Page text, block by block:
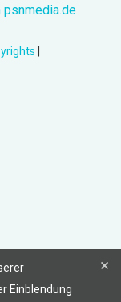
psnmedia.de
×
Einblendung